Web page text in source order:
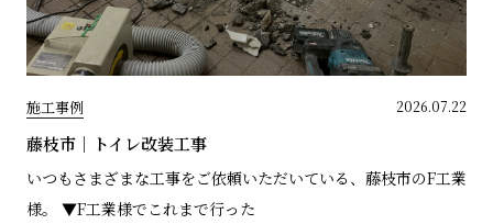
施工事例 2026.07.22
藤枝市｜トイレ改装工事
いつもさまざまな工事をご依頼いただいている、藤枝市のF工業
様。 ▼F工業様でこれまで行った